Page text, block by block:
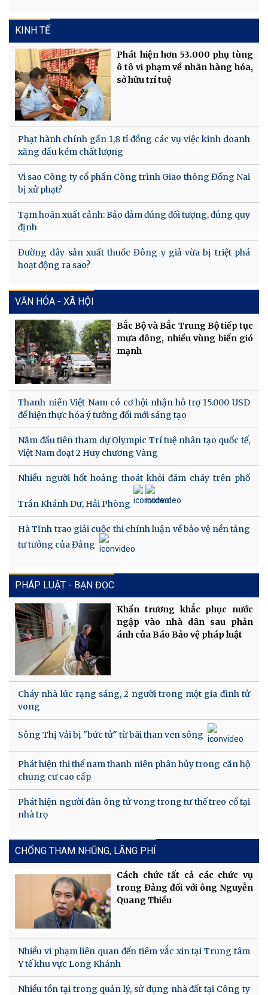
KINH TẾ
Phát hiện hơn 53.000 phụ tùng
ô tô vi phạm về nhãn hàng hóa,
sở hữu trí tuệ
Phạt hành chính gần 1,8 tỉ đồng các vụ việc kinh doanh
xăng dầu kém chất lượng
Vi sao Công ty cổ phần Công trình Giao thông Đồng Nai
bị xử phạt?
Tạm hoãn xuất cảnh: Bảo đảm đúng đối tượng, đúng quy
định
Đường dây sản xuất thuốc Đông y giả vừa bị triệt phá
hoạt động ra sao?
VĂN HÓA - XÃ HỘI
Bắc Bộ và Bắc Trung Bộ tiếp tục
mưa dông, nhiều vùng biển gió
mạnh
Thanh niên Việt Nam có cơ hội nhận hỗ trợ 15.000 USD
để hiện thực hóa ý tưởng đổi mới sáng tạo
Năm đầu tiên tham dự Olympic Trí tuệ nhân tạo quốc tế,
Việt Nam đoạt 2 Huy chương Vàng
Nhiều người hốt hoảng thoát khỏi đám cháy trên phố
Trần Khánh Dư, Hải Phòng
Hà Tĩnh trao giải cuộc thi chính luận về bảo vệ nền tảng
tư tưởng của Đảng
PHÁP LUẬT - BẠN ĐỌC
Khẩn trương khắc phục nước
ngập vào nhà dân sau phản
ánh của Báo Bảo vệ pháp luật
Cháy nhà lúc rạng sáng, 2 người trong một gia đình tử
vong
Sông Thị Vải bị "bức tử" từ bãi than ven sông
Phát hiện thi thể nam thanh niên phân hủy trong căn hộ
chung cư cao cấp
Phát hiện người đàn ông tử vong trong tư thế treo cổ tại
nhà trọ
CHỐNG THAM NHŨNG, LÃNG PHÍ
Cách chức tất cả các chức vụ
trong Đảng đối với ông Nguyễn
Quang Thiều
Nhiều vi phạm liên quan đến tiêm vắc xin tại Trung tâm
Y tế khu vực Long Khánh
Nhiều tồn tại trong quản lý, sử dụng nhà đất tại Công ty